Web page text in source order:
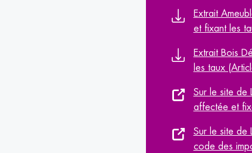
Extrait
et fixant les
Extrait Bois
les taux
Sur le site de
affectée et
Sur le site de
code des